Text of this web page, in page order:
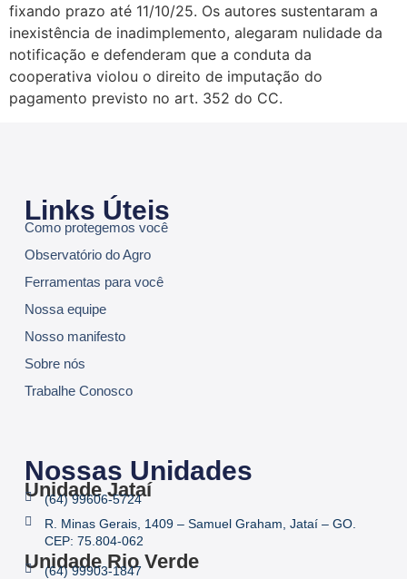
fixando prazo até 11/10/25. Os autores sustentaram a
inexistência de inadimplemento, alegaram nulidade da
notificação e defenderam que a conduta da
cooperativa violou o direito de imputação do
pagamento previsto no art. 352 do CC.
Links Úteis
Como protegemos você
Observatório do Agro
Ferramentas para você
Nossa equipe
Nosso manifesto
Sobre nós
Trabalhe Conosco
Nossas Unidades
Unidade Jataí
(64) 99606-5724
R. Minas Gerais, 1409 – Samuel Graham, Jataí – GO.
CEP: 75.804-062
Unidade Rio Verde
(64) 99903-1847